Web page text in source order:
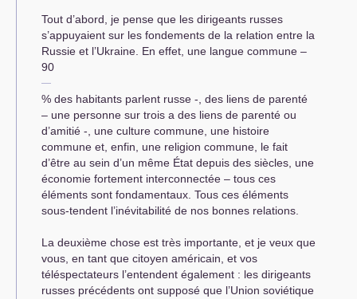
Tout d’abord, je pense que les dirigeants russes
s’appuyaient sur les fondements de la relation entre la
Russie et l’Ukraine. En effet, une langue commune –
90
% des habitants parlent russe -, des liens de parenté
– une personne sur trois a des liens de parenté ou
d’amitié -, une culture commune, une histoire
commune et, enfin, une religion commune, le fait
d’être au sein d’un même État depuis des siècles, une
économie fortement interconnectée – tous ces
éléments sont fondamentaux. Tous ces éléments
sous-tendent l’inévitabilité de nos bonnes relations.
La deuxième chose est très importante, et je veux que
vous, en tant que citoyen américain, et vos
téléspectateurs l’entendent également : les dirigeants
russes précédents ont supposé que l’Union soviétique